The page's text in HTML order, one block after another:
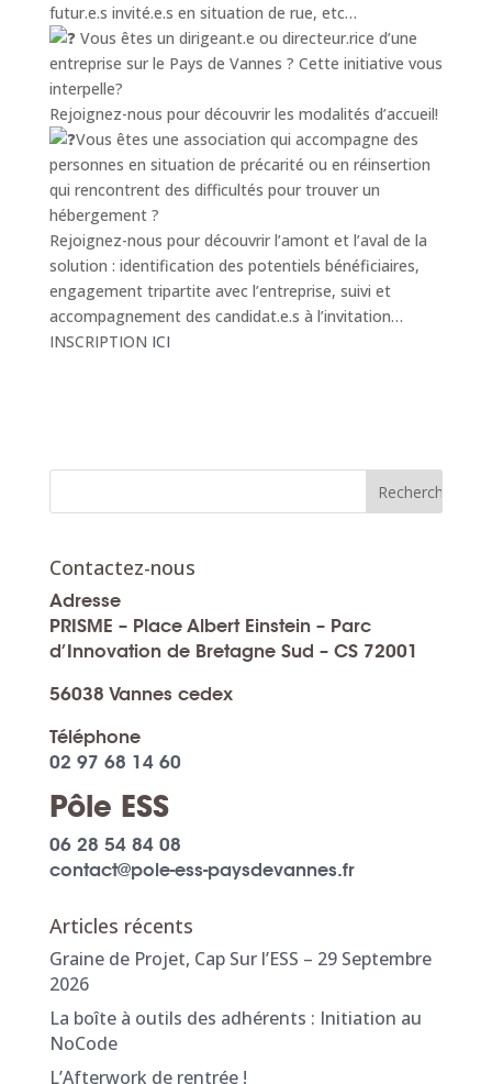
futur.e.s invité.e.s en situation de rue, etc…
Vous êtes un dirigeant.e ou directeur.rice d’une
entreprise sur le Pays de Vannes ? Cette initiative vous
interpelle?
Rejoignez-nous pour découvrir les modalités d’accueil!
Vous êtes une association qui accompagne des
personnes en situation de précarité ou en réinsertion
qui rencontrent des difficultés pour trouver un
hébergement ?
Rejoignez-nous pour découvrir l’amont et l’aval de la
solution : identification des potentiels bénéficiaires,
engagement tripartite avec l’entreprise, suivi et
accompagnement des candidat.e.s à l’invitation…
INSCRIPTION ICI
Contactez-nous
Adresse
PRISME – Place Albert Einstein – Parc
d’Innovation de Bretagne Sud – CS 72001
56038 Vannes cedex
Téléphone
02 97 68 14 60
Pôle ESS
06 28 54 84 08
contact@pole-ess-paysdevannes.fr
Articles récents
Graine de Projet, Cap Sur l’ESS – 29 Septembre
2026
La boîte à outils des adhérents : Initiation au
NoCode
L’Afterwork de rentrée !